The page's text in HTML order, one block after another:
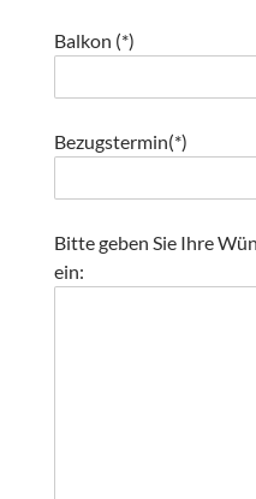
s
d
e
s
F
Balkon (*)
Bezugstermin(*)
Bitte geben Sie Ihre
ein: